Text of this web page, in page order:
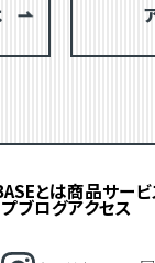
とは商品サービ
ブログアクセス